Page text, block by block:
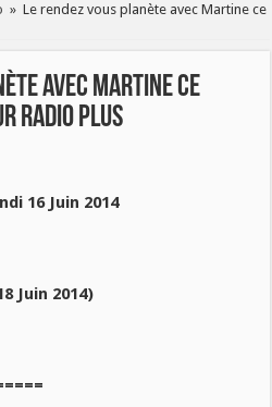
» Le rendez vous planète avec Martine ce
avec Martine ce
Radio Plus
16 Juin 2014
Juin 2014)